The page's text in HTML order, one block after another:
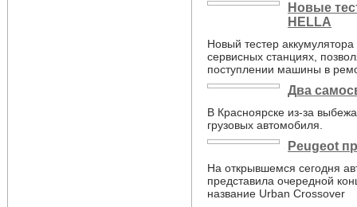
Новые
HELLA
Новый тестер
сервисных станциях,
поступлении машины в
Два
В Красноярске из-за
грузовых автомобиля.
Peugeot
На открывшемся сегодня
представила очередной
название Urban Crossover